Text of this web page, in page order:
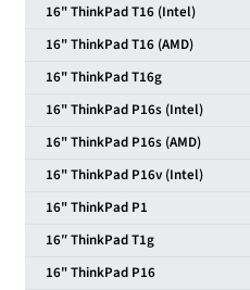
16" ThinkPad T16 (Intel)
16" ThinkPad T16 (AMD)
16" ThinkPad T16g
16" ThinkPad P16s (Intel)
16" ThinkPad P16s (AMD)
16" ThinkPad P16v (Intel)
16" ThinkPad P1
16″ ThinkPad T1g
16" ThinkPad P16